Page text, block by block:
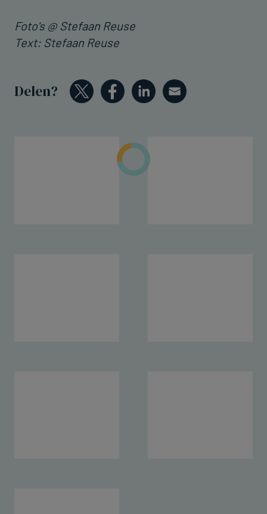
Foto's @ Stefaan Reuse
Text: Stefaan Reuse
Delen?